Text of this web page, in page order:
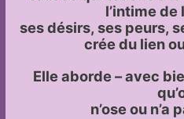
l’intime de
ses désirs, ses peurs,
crée du lien
Elle aborde – avec
n’ose ou n’a